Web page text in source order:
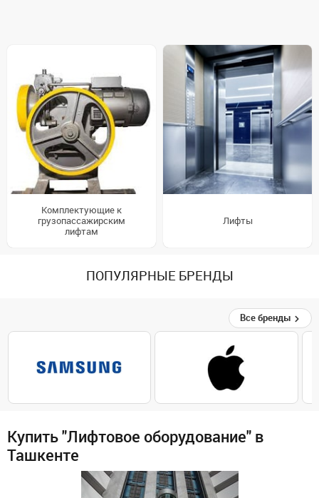
Комплектующие к
грузопассажирским
лифтам
Лифты
ПОПУЛЯРНЫЕ БРЕНДЫ
Все бренды
Купить "Лифтовое оборудование" в
Ташкенте